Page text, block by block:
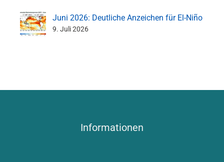
Juni 2026: Deutliche Anzeichen für El-Niño
9. Juli 2026
Informationen